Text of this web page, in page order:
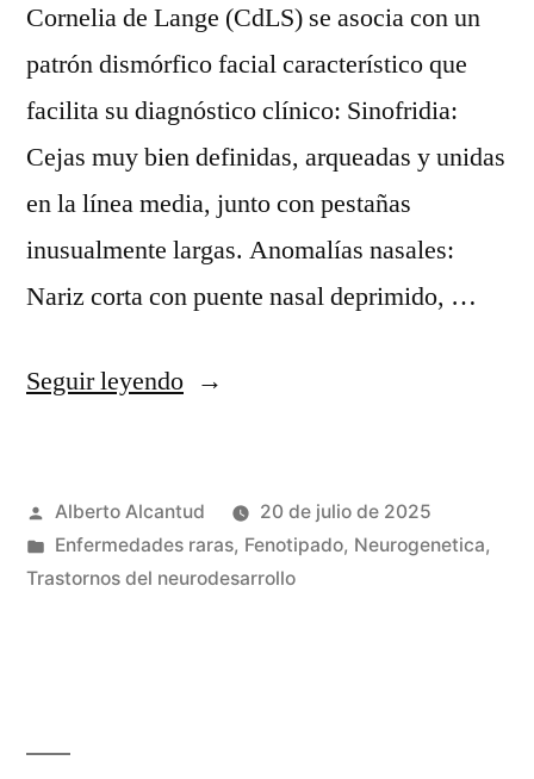
Cornelia de Lange (CdLS) se asocia con un
patrón dismórfico facial característico que
facilita su diagnóstico clínico: Sinofridia:
Cejas muy bien definidas, arqueadas y unidas
en la línea media, junto con pestañas
inusualmente largas. Anomalías nasales:
Nariz corta con puente nasal deprimido, …
Seguir leyendo«CdL
Publicado
por
Alberto Alcantud
20 de julio de 2025
Publicado
en
Enfermedades raras, Fenotipado, Neurogenetica,
Trastornos del neurodesarrollo